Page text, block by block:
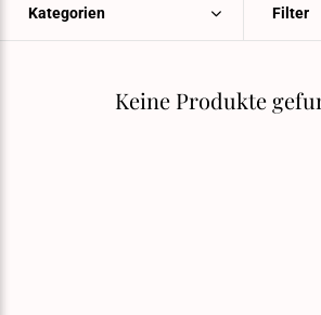
Kategorien Filter
Keine Produkte